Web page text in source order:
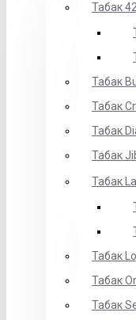
Табак
Табак
Табак
Табак
Табак
Табак
Табак
Табак
Табак